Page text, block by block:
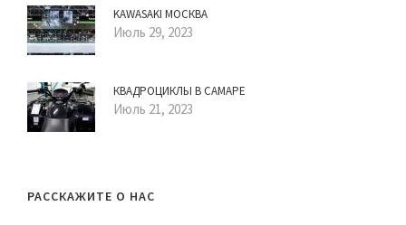
KAWASAKI МОСКВА
Июль 29, 2023
КВАДРОЦИКЛЫ В САМАРЕ
Июль 21, 2023
РАССКАЖИТЕ О НАС